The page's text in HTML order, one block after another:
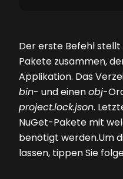
Der erste Befehl
Pakete zusammen,
Applikation. Das
bin- und einenobj-
project.lock.json.
NuGet-Pakete mit
benötigt werden.Um
lassen, tippen Sie